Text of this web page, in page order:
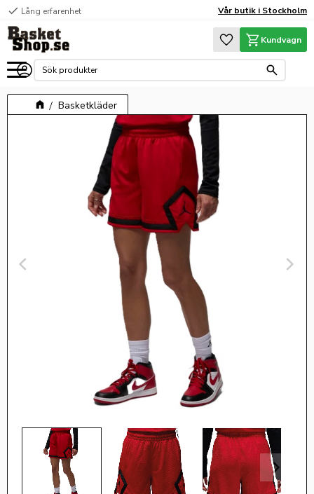
Meny
check Lång erfarenhet Vår butik i Stockholm
Favoriter
Kundvagn
Basketkläder